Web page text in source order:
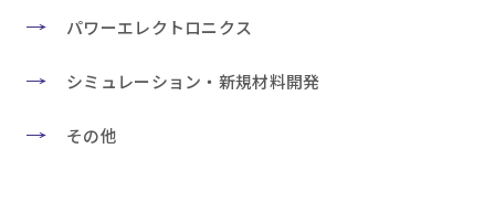
パワーエレクトロニクス
シミュレーション・新規材料開発
その他